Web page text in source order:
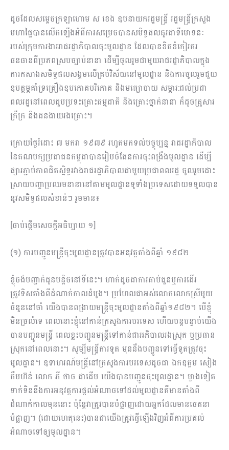
ដូចដែលសម្តេចក្រឡាហោម ស ខេង ឧបនាយករដ្ឋមន្ត្រី រដ្ឋមន្ត្រី​ក្រសួង
មហាផ្ទៃបានលើកឡើងអំពីការសម្រេចបានសមិទ្ធផលគួរជាទីមោទនៈ
របស់ក្រុមការងារ​រាជរដ្ឋាភិបាលចុះមូលដ្ឋាន ដែលបានខិតខំកៀរគរ
ធនធានពីប្រភពស្របច្បាប់នានា ដើម្បីចូលរួមជាមួយរាជរដ្ឋាភិបាល​ក្នុង
ការកសាងសមិទ្ធផលសង្គមលើគ្រប់វិស័យនៅមូលដ្ឋាន និង​ការចូលរួមជួយ
ឧបត្ថម្ភគាំទ្រគ្រឿងឧបភោគ​បរិភោគ​ និង​មធ្យោបាយ សម្ភារ:ដល់ប្រជា
ពលរដ្ឋ​នៅពេលជួបប្រទះគ្រោះធម្មជាតិ និង​គ្រោះថ្នាក់នានា ក៏ដូចគ្រួសារ​
ក្រីក្រ និង​ជនងាយរងគ្រោះ។
ក្រោយ​ថ្ងៃរំដោះ ៧ មករា ១៩៧៩ រហូតមកទល់បច្ចុប្បន្ន រាជរដ្ឋាភិបាល
នៃគណបក្សប្រជាជនកម្ពុជាបានរៀបចំផែនការចុះពង្រឹងមូលដ្ឋាន ដើម្បី
ផ្សារភ្ជាប់​ភាពជិតស្និទ្ធរវាងរាជរដ្ឋាភិបាលជាមួយប្រជាពលរដ្ឋ ចូលរួមដោះ
ស្រាយបញ្ហាប្រឈម​នានានៅ​តាមមូលដ្ឋានទូទាំងប្រទេសដោយទទួលបាន
នូវសមិទ្ធផលសំខាន់ៗ រួមមាន៖
[ចាប់ផ្តើមសេចក្តីអធិប្បាយ ១]
(១) ការបញ្ជូនមន្ត្រីចុះមូលដ្ឋានត្រូវបានអនុវត្តតាំងពីឆ្នាំ ១៩៨២
ខ្ញុំចង់បញ្ជាក់ជូនបន្ដិចនៅទីនេះ។ ហាក់ដូចជាការគាប់ជួនឬការដើរ
ត្រូវទិសតាំងពីដំណាក់កាលដំបូង​។ ប្រ​ហែលជាអស់លោកលោកស្រីមួយ
ចំនួននៅចាំ យើងបានពង្រាយមន្ដ្រីចុះមូលដ្ឋានតាំងពីឆ្នាំ​១៩៨២។ បើខ្ញុំ
មិនច្រលំទេ ពេលនោះខ្ញុំនៅកាន់ក្រសួងការបរទេស ហើយបន្ដបន្ទាប់យើង
បានបញ្ជូនមន្ដ្រី ពេលខ្លះបញ្ជូនមន្ដ្រីទៅកាន់ជាអភិបាលរងស្រុក ឬប្រធាន
ស្រុកនៅពេលនោះ។ ​សូម្បីមន្ដ្រីការទូត មុននឹងបញ្ជូនទៅធ្វើទូតត្រូវចុះ
មូលដ្ឋាន។ ឧទាហរណ៍មន្ដ្រីនៅក្រសួងការបរទេសដូចជា ឯកឧត្តម សៀង
គឹមហ៊ន់ លោក ភី ថាច ជាដើម យើងបានបញ្ជូនចុះមូលដ្ឋាន។ ម្ខាងទៀត ​
ទាក់ទិននឹងការអនុវត្ដការផ្ដល់អំណាចទៅដល់មូលដ្ឋានគឺមានតាំងពី
ដំណាក់កាលមុននោះ ប៉ុន្ដែវាត្រូវបានបំផ្លាញ​ដោយអ្នកដែលមានចេតនា
បំផ្លាញ។ (ដោយហេតុនេះ)បានជាយើងត្រូវធ្វើឡើងវិញអំពីការប្រគល់
អំណាចទៅឲ្យមូលដ្ឋាន។